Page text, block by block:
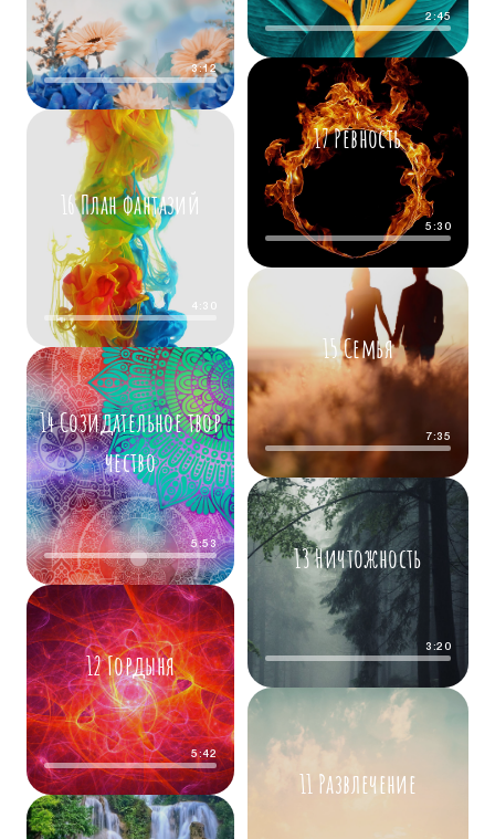
3:12
16 План фантазий
4:30
14 Созидательное твор
чество
5:53
12 Гордыня
5:42
2:45
17 Ревность
5:30
15 Семья
7:35
13 Ничтожность
3:20
11 Развлечение